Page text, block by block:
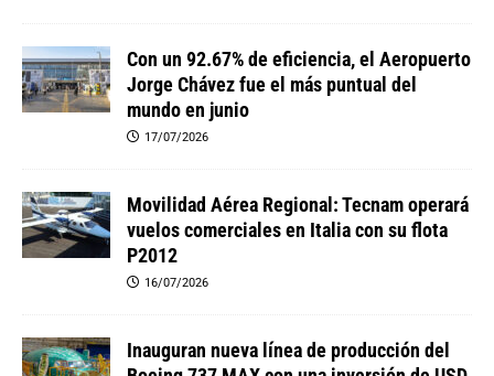
Con un 92.67% de eficiencia, el Aeropuerto
Jorge Chávez fue el más puntual del
mundo en junio
17/07/2026
Movilidad Aérea Regional: Tecnam operará
vuelos comerciales en Italia con su flota
P2012
16/07/2026
Inauguran nueva línea de producción del